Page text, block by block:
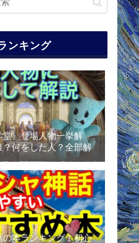
ンキング
堂』登場人物一挙解
？何をした人？全部解
の本ランキング！初心